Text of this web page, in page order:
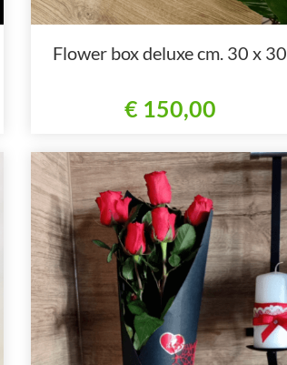
Flower box deluxe cm. 30 x 30
€ 150,00